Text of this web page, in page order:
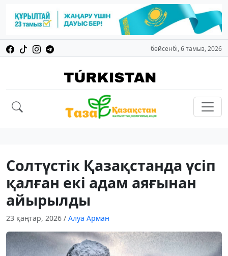
бейсенбі, 6 тамыз, 2026
Солтүстік Қазақстанда үсіп
қалған екі адам аяғынан
айырылды
23 қаңтар, 2026 / Алуа Арман